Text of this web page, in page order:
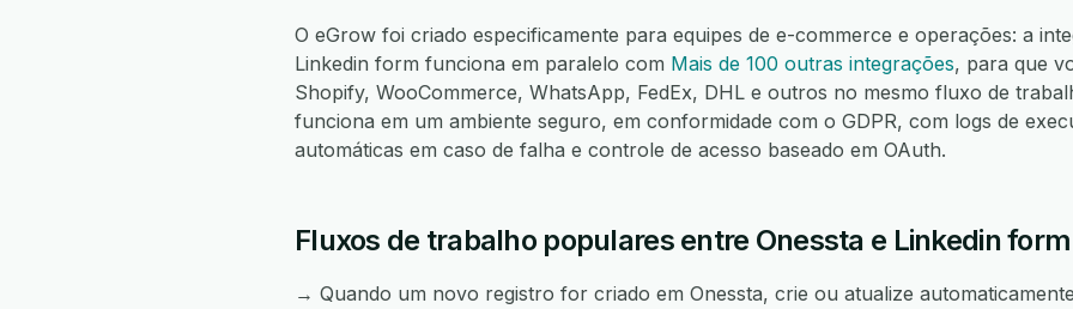
O eGrow foi criado especificamente para equipes de e-commerce e operações: a
Linkedin form funciona em paralelo com Mais de 100 outras integrações, para que
Shopify, WooCommerce, WhatsApp, FedEx, DHL e outros no mesmo fluxo de
funciona em um ambiente seguro, em conformidade com o GDPR, com logs de
automáticas em caso de falha e controle de acesso baseado em OAuth.
Fluxos de trabalho populares entre Onessta e Linkedin form
→ Quando um novo registro for criado em Onessta, crie ou atualize